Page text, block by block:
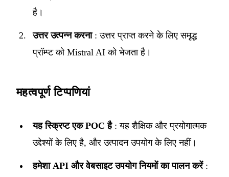
है।
उत्तर उत्पन्न करना: उत्तर प्राप्त करने के लिए समृद्ध
प्रॉम्प्ट को Mistral AI को भेजता है।
महत्वपूर्ण टिप्पणियां
यह स्क्रिप्ट एक POC है: यह शैक्षिक और प्रयोगात्मक
उद्देश्यों के लिए है, और उत्पादन उपयोग के लिए नहीं।
हमेशा API और वेबसाइट उपयोग नियमों का पालन करें: